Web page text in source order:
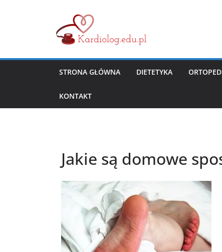
STRONA GŁÓWNA DIETETYKA
KONTAKT
Jakie są domowe